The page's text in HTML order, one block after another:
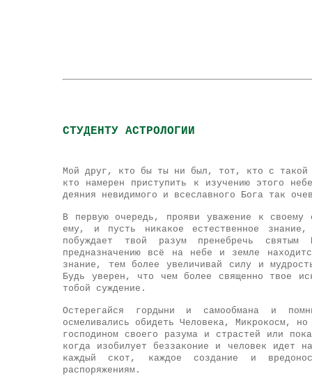
СТУДЕНТУ АСТРОЛОГИИ
Мой друг, кто бы ты ни был, тот, кто с такой
кто намерен приступить к изучению этого
деяния невидимого и всеславного Бога так
В первую очередь, прояви уважение к своему
ему, и пусть никакое естественное
побуждает твой разум пренебречь святым
предназначению всё на небе и земле
знание, тем более увеличивай силу и
Будь уверен, что чем более священно твое
тобой суждение.
Остерегайся гордыни и самообмана и
осмеливались обидеть Человека, Микрокосм,
господином своего разума и страстей или
когда изобилует беззаконие и человек идет
каждый скот, каждое создание и
распоряжениям.